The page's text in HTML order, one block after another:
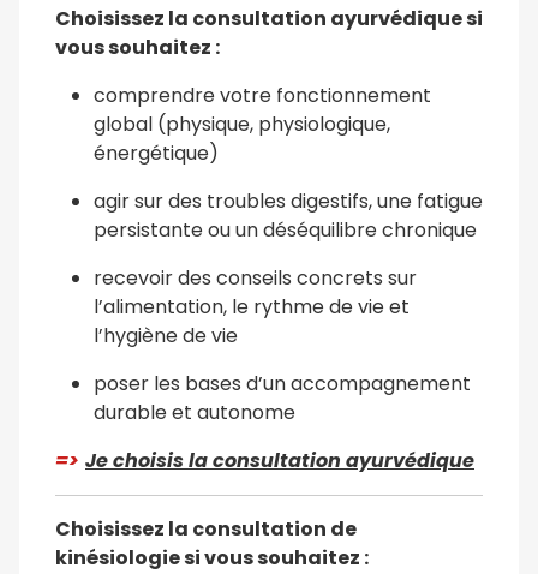
Choisissez la consultation ayurvédique si
vous souhaitez :
comprendre votre fonctionnement
global (physique, physiologique,
énergétique)
agir sur des troubles digestifs, une fatigue
persistante ou un déséquilibre chronique
recevoir des conseils concrets sur
l’alimentation, le rythme de vie et
l’hygiène de vie
poser les bases d’un accompagnement
durable et autonome
=> Je choisis la consultation ayurvédique
Choisissez la consultation de
kinésiologie si vous souhaitez :